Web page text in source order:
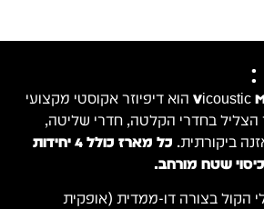
:
Vicoustic הוא דיפיוזר אקוסטי מקצועי
הצליל בחדרי הקלטה, חדרי שליטה,
ביקורתית.
כל מארז כולל 4 יחידות
הקול בצורה דו-ממדית (אופקית